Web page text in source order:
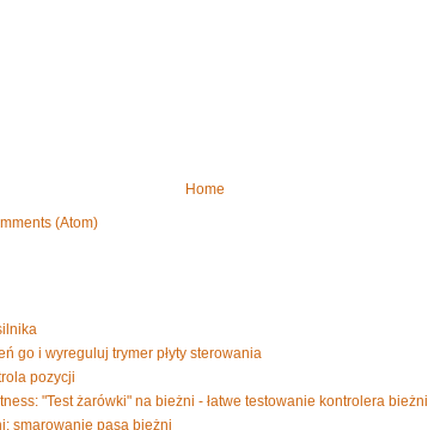
Home
(Atom)
go i wyreguluj trymer płyty sterowania
pozycji
"Test żarówki" na bieżni - łatwe testowanie kontrolera bieżni
smarowanie pasa bieżni